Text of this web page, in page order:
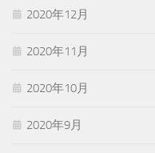
2020年12月
2020年11月
2020年10月
2020年9月